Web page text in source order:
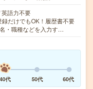
語力不要
だけでもOK！履歴書不要
・職種などを入力す…
40代 50代 60代